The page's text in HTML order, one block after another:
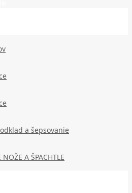
a šepsovanie
A ŠPACHTLE